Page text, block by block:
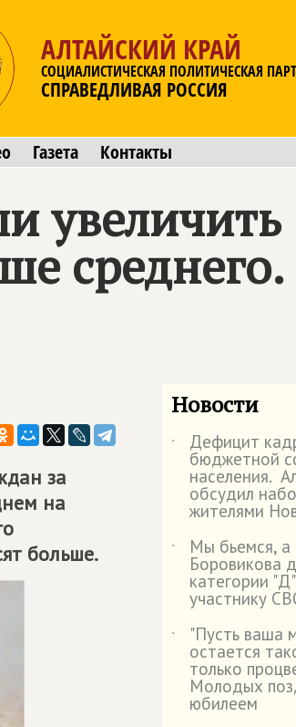
АЛТАЙСКИЙ КРАЙ
СОЦИАЛИСТИЧЕСКАЯ ПОЛИТИЧЕСКАЯ
СПРАВЕДЛИВАЯ РОССИЯ
Газета Контакты
увеличить
среднего.
за
на
больше.
Новости
˙ Дефицит
бюджетной
населения.
обсудил
жителями
˙
Мы бьемся, а
Боровикова
категории
участнику
˙
"Пусть ваша
остается
только
Молодых
юбилеем